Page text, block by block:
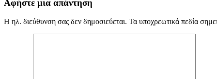
Αφήστε μια απάντηση
Η ηλ. διεύθυνση σας δεν δημοσιεύεται. Τα υποχρεωτικά πεδία